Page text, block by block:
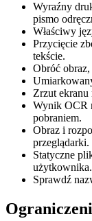
Wyraźny
pismo
Właściwy
Przycięcie
tekście.
Obróć
Zrzut ekranu
Wynik OCR
pobraniem.
Obraz i
przeglądarki.
Statyczne
użytkownika.
Sprawdź